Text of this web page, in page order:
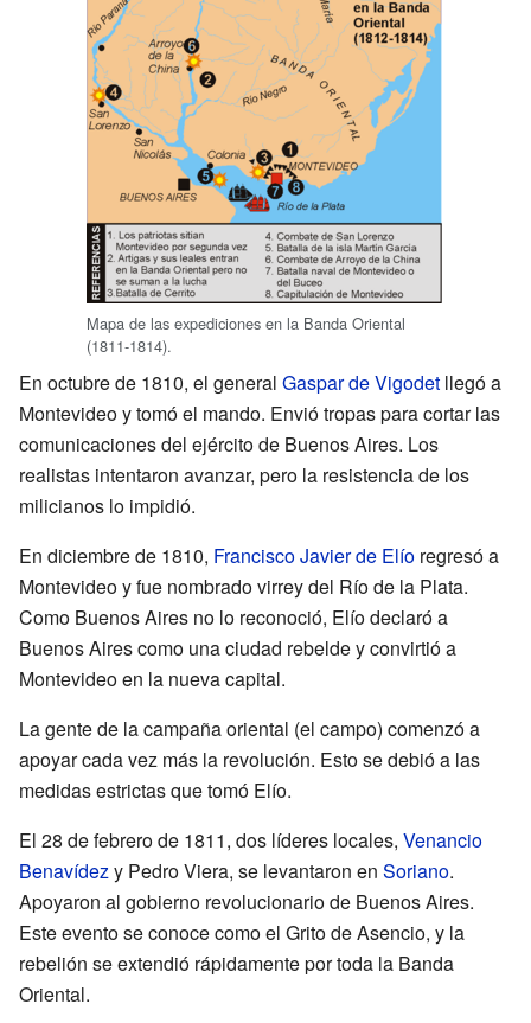
Mapa de las expediciones en la Banda Oriental
(1811-1814).
En octubre de 1810, el general Gaspar de Vigodet llegó a
Montevideo y tomó el mando. Envió tropas para cortar las
comunicaciones del ejército de Buenos Aires. Los
realistas intentaron avanzar, pero la resistencia de los
milicianos lo impidió.
En diciembre de 1810, Francisco Javier de Elío regresó a
Montevideo y fue nombrado virrey del Río de la Plata.
Como Buenos Aires no lo reconoció, Elío declaró a
Buenos Aires como una ciudad rebelde y convirtió a
Montevideo en la nueva capital.
La gente de la campaña oriental (el campo) comenzó a
apoyar cada vez más la revolución. Esto se debió a las
medidas estrictas que tomó Elío.
El 28 de febrero de 1811, dos líderes locales, Venancio
Benavídezy Pedro Viera, se levantaron en Soriano.
Apoyaron al gobierno revolucionario de Buenos Aires.
Este evento se conoce como el Grito de Asencio, y la
rebelión se extendió rápidamente por toda la Banda
Oriental.